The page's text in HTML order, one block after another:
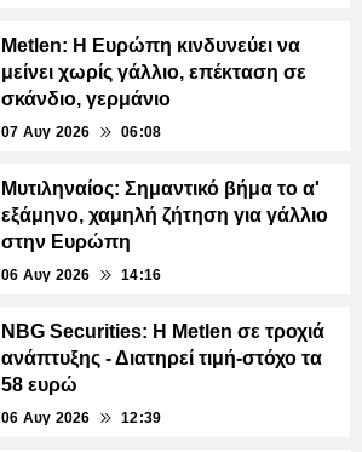
Metlen: Η Ευρώπη κινδυνεύει να
μείνει χωρίς γάλλιο, επέκταση σε
σκάνδιο, γερμάνιο
07 Αυγ 2026 06:08
Μυτιληναίος: Σημαντικό βήμα το α'
εξάμηνο, χαμηλή ζήτηση για γάλλιο
στην Ευρώπη
06 Αυγ 2026 14:16
NBG Securities: Η Metlen σε τροχιά
ανάπτυξης - Διατηρεί τιμή-στόχο τα
58 ευρώ
06 Αυγ 2026 12:39